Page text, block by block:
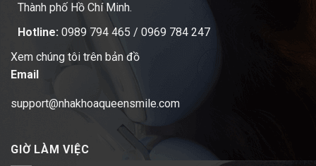
Thành phố Hồ Chí Minh.
Hotline: 0989 794 465 / 0969 784 247
Xem chúng tôi trên bản đồ
Email
support@nhakhoaqueensmile.com
GIỜ LÀM VIỆC